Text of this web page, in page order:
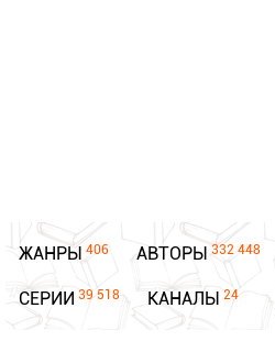
ЖАНРЫ 406 АВТОРЫ 332 448
СЕРИИ 39 518 КАНАЛЫ 24